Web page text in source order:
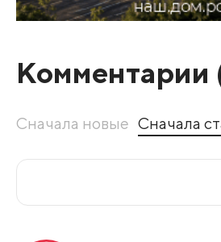
Комментарии
Сначала новые Сначала